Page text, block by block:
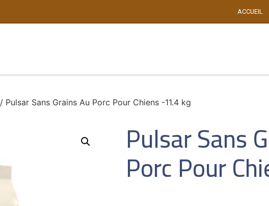
ACCUEIL
/ Pulsar Sans Grains Au Porc Pour Chiens -11.4 kg
Pulsar Sans
Porc Pour